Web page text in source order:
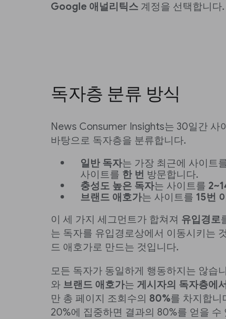
Google 애널리틱스 계정을 선택합니다.
독자층 분류 방식
News Consumer Insights는 30일간 사
바탕으로 독자층을 분류합니다.
일반 독자는 가장 최근에 사이트
사이트를 한 번 방문합니다.
충성도 높은 독자는 사이트를
브랜드 애호가는 사이트를 15번
이 세 가지 세그먼트가 합쳐져 유입경로
는 독자를 유입경로상에서 이동시키는
드 애호가로 만드는 것입니다.
모든 독자가 동일하게 행동하지는 않습
와 브랜드 애호가는 게시자의 독자층에
만 총 페이지 조회수의 80%를 차지합니
20%에 집중하면 결과의 80%를 얻을 수